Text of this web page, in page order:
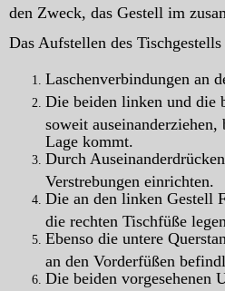
den Zweck, das Gestell im
Das Aufstellen des
Laschenverbindungen an
Die beiden linken und die
soweit
Lage kommt.
Durch
Verstrebungen einrichten.
Die an den linken Gestell
die rechten Tischfüße
Ebenso die untere
an den Vorderfüßen
Die beiden vorgesehenen